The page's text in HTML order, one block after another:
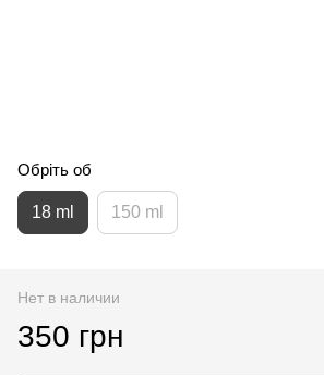
Обріть об
18 ml 150 ml
Нет в наличии
350 грн